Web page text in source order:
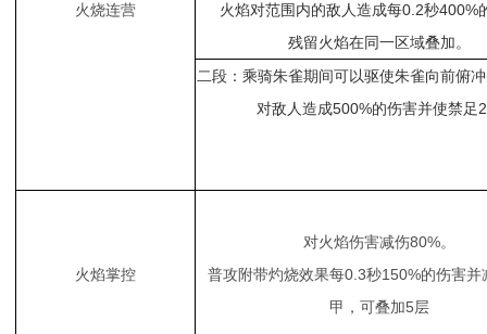
火烧连营
火焰对范围内的敌人造成每0.2秒400%
残留火焰在同一区域叠加。
二段：乘骑朱雀期间可以驱使朱雀向前俯
对敌人造成500%的伤害并使禁足
火焰掌控
对火焰伤害减伤80%。
普攻附带灼烧效果每0.3秒150%的伤害并
甲，可叠加5层